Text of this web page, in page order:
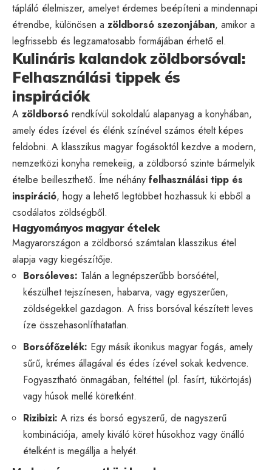
tápláló élelmiszer, amelyet érdemes beépíteni a mindennapi
étrendbe, különösen a zöldborsó szezonjában, amikor a
legfrissebb és legzamatosabb formájában érhető el.
Kulináris kalandok zöldborsóval:
Felhasználási tippek és
inspirációk
A zöldborsó rendkívül sokoldalú alapanyag a konyhában,
amely édes ízével és élénk színével számos ételt képes
feldobni. A klasszikus magyar fogásoktól kezdve a modern,
nemzetközi konyha remekeiig, a zöldborsó szinte bármelyik
ételbe beilleszthető. Íme néhány felhasználási tipp és
inspiráció, hogy a lehető legtöbbet hozhassuk ki ebből a
csodálatos zöldségből.
Hagyományos magyar ételek
Magyarországon a zöldborsó számtalan klasszikus étel
alapja vagy kiegészítője.
Borsóleves: Talán a legnépszerűbb borsóétel,
készülhet tejszínesen, habarva, vagy egyszerűen,
zöldségekkel gazdagon. A friss borsóval készített leves
íze összehasonlíthatatlan.
Borsófőzelék: Egy másik ikonikus magyar fogás, amely
sűrű, krémes állagával és édes ízével sokak kedvence.
Fogyasztható önmagában, feltéttel (pl. fasírt, tükörtojás)
vagy húsok mellé köretként.
Rizibizi: A rizs és borsó egyszerű, de nagyszerű
kombinációja, amely kiváló köret húsokhoz vagy önálló
ételként is megállja a helyét.